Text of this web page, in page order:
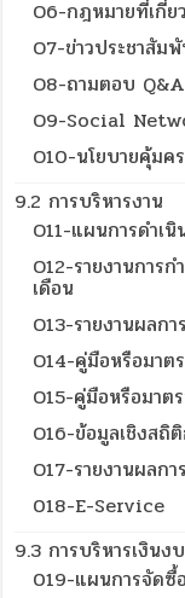
O6-กฎหมายที่เกี่ย
O7-ข่าวประชาสัม
O8-ถามตอบ Q&A
O9-Social
O10-นโยบายคุ้ม
9.2 การบริหารงาน
O11-แผนการดำเ
O12-รายงานการ
เดือน
O13-รายงานผลก
O14-คู่มือหรือมาต
O15-คู่มือหรือมาต
O16-ข้อมูลเชิงสถิ
O17-รายงานผลก
018-E-Service
9.3 การบริหารเงินง
019-แผนการจัดซื้